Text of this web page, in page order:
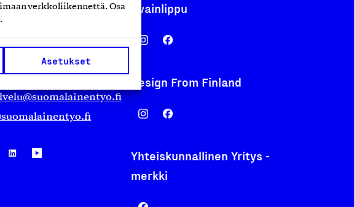
verkkoliikennettä. Osa
Asetukset
työ ry Avainlippu
Design From Finland
Yhteiskunnallinen Yritys -
merkki